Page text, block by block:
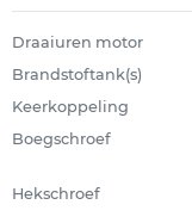
Draaiuren motor
Brandstoftank(s)
Keerkoppeling
Boegschroef
Hekschroef